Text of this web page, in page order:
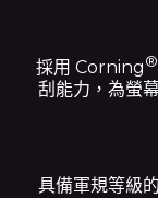
採用 Corning®
刮能力，為螢
具備軍規等級